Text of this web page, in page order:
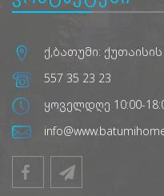
ქ,ბათუმი: ქუთაისის
557 35 23 23
ყოველდღე 10:00-